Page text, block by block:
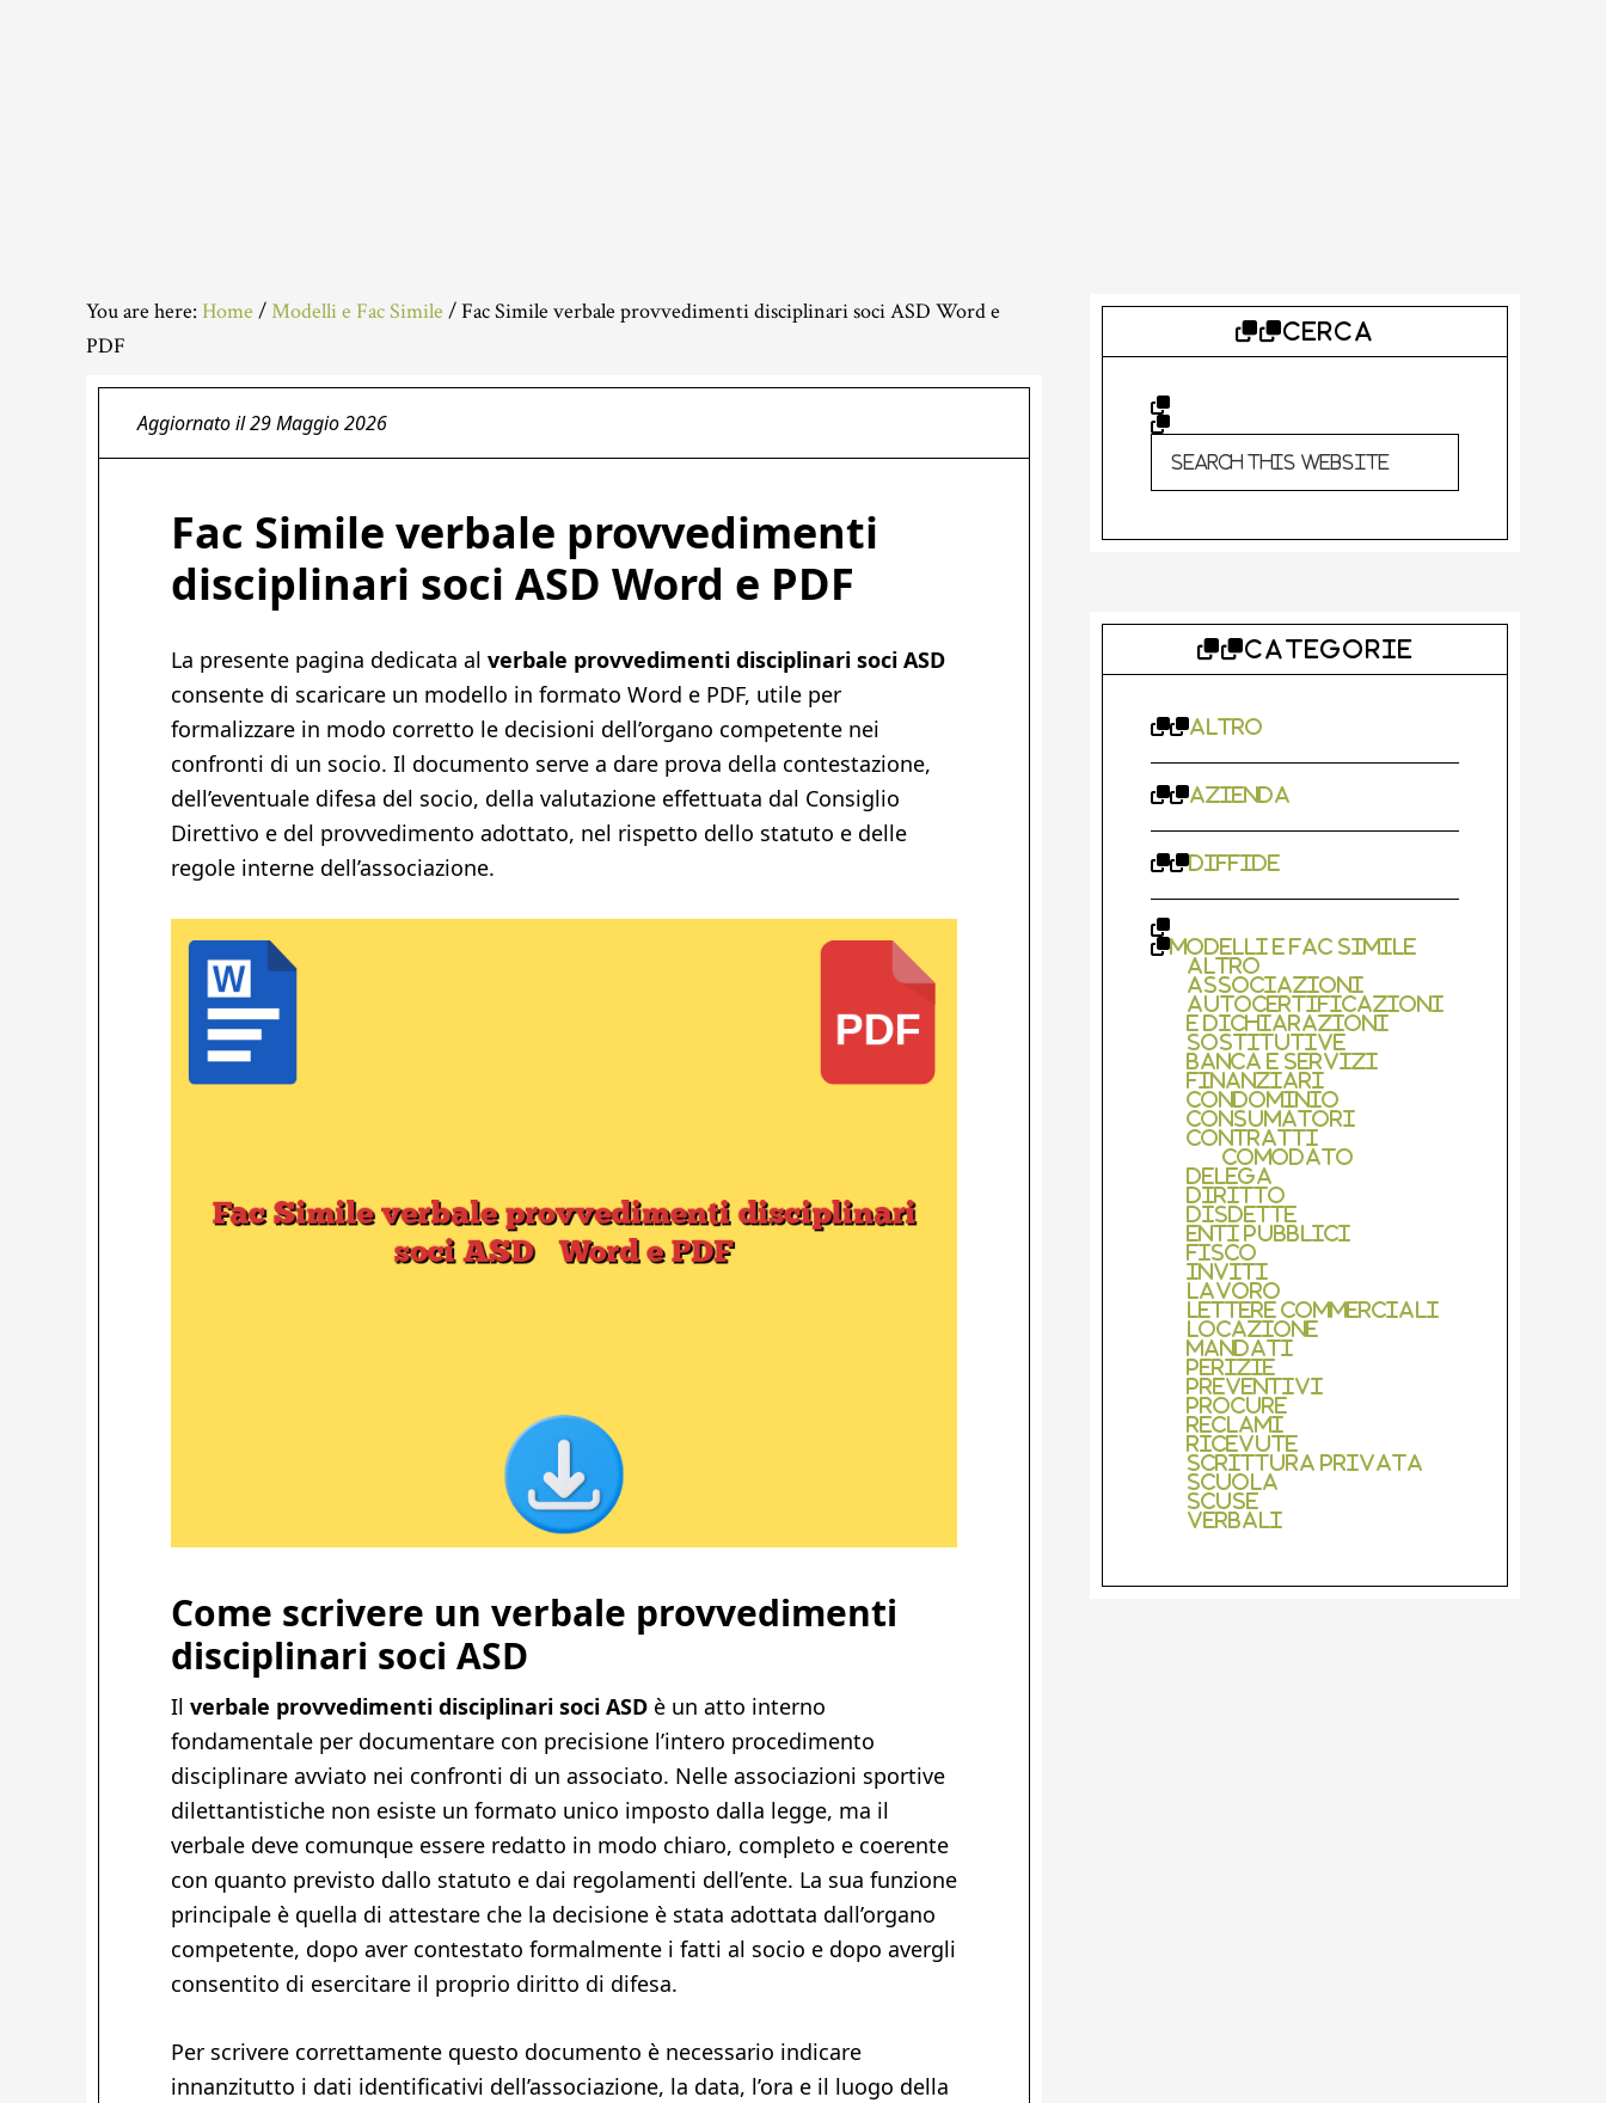
You are here: Home /Modelli e Fac Simile /Fac Simile verbale provvedimenti disciplinari soci ASD​​ Word e
PDF
Aggiornato il29 Maggio 2026
Fac Simile verbale provvedimenti
disciplinari soci ASD​​ Word e PDF
La presente pagina dedicata al verbale provvedimenti disciplinari soci ASD
consente di scaricare un modello in formato Word e PDF, utile per
formalizzare in modo corretto le decisioni dell’organo competente nei
confronti di un socio. Il documento serve a dare prova della contestazione,
dell’eventuale difesa del socio, della valutazione effettuata dal Consiglio
Direttivo e del provvedimento adottato, nel rispetto dello statuto e delle
regole interne dell’associazione.
Come scrivere un verbale provvedimenti
disciplinari soci ASD
Il verbale provvedimenti disciplinari soci ASD è un atto interno
fondamentale per documentare con precisione l’intero procedimento
disciplinare avviato nei confronti di un associato. Nelle associazioni sportive
dilettantistiche non esiste un formato unico imposto dalla legge, ma il
verbale deve comunque essere redatto in modo chiaro, completo e coerente
con quanto previsto dallo statuto e dai regolamenti dell’ente. La sua funzione
principale è quella di attestare che la decisione è stata adottata dall’organo
competente, dopo aver contestato formalmente i fatti al socio e dopo avergli
consentito di esercitare il proprio diritto di difesa.
Per scrivere correttamente questo documento è necessario indicare
innanzitutto i dati identificativi dell’associazione, la data, l’ora e il luogo della
PrimaryCERCA
Search
website
CATEGORIE
Altro
Azienda
Diffide
Modelli e Fac Simile
Altro
Associazioni
Autocertificazioni
e Dichiarazioni
Sostitutive
Banca e Servizi
Finanziari
Condominio
Consumatori
Contratti
Comodato
Delega
Diritto
Disdette
Enti Pubblici
Fisco
Inviti
Lavoro
Lettere Commerciali
Locazione
Mandati
Perizie
Preventivi
Procure
Reclami
Ricevute
Scrittura Privata
Scuola
Scuse
Verbali